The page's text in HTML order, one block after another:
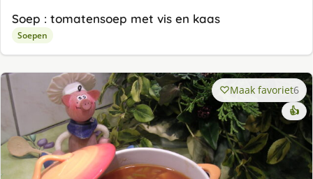
Soep : tomatensoep met vis en kaas
Soepen
Maak favoriet6
👍